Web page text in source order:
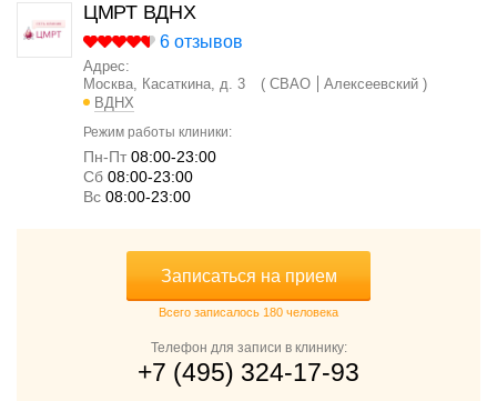
ЦМРТ ВДНХ
6 отзывов
Адрес:
Москва, Касаткина, д. 3
СВАО
Алексеевский
ВДНХ
Режим работы клиники:
Пн-Пт 08:00-23:00
Cб 08:00-23:00
Вс 08:00-23:00
Записаться на прием
Всего записалось 180 человека
Телефон для записи в клинику:
+7 (495) 324-17-93